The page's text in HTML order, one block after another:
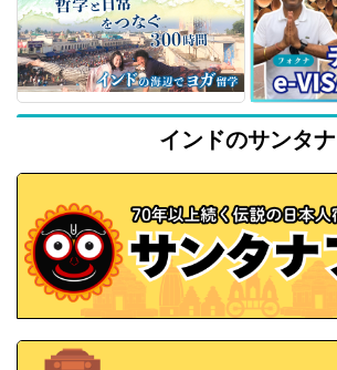
インドのサンタナ